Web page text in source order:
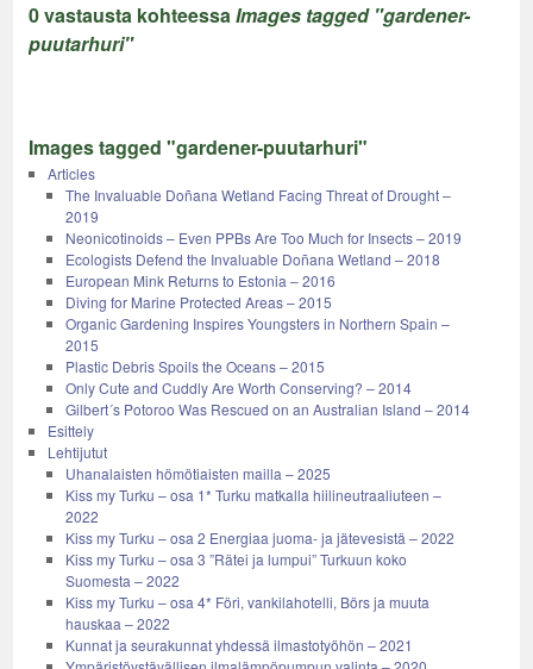
0 vastausta kohteessaImages tagged "gardener-
puutarhuri"
Images tagged "gardener-puutarhuri"
Articles
The Invaluable Doñana Wetland Facing Threat of Drought –
2019
Neonicotinoids – Even PPBs Are Too Much for Insects – 2019
Ecologists Defend the Invaluable Doñana Wetland – 2018
European Mink Returns to Estonia – 2016
Diving for Marine Protected Areas – 2015
Organic Gardening Inspires Youngsters in Northern Spain –
2015
Plastic Debris Spoils the Oceans – 2015
Only Cute and Cuddly Are Worth Conserving? – 2014
Gilbert´s Potoroo Was Rescued on an Australian Island – 2014
Esittely
Lehtijutut
Uhanalaisten hömötiaisten mailla – 2025
Kiss my Turku – osa 1* Turku matkalla hiilineutraaliuteen –
2022
Kiss my Turku – osa 2 Energiaa juoma- ja jätevesistä – 2022
Kiss my Turku – osa 3 ”Rätei ja lumpui” Turkuun koko
Suomesta – 2022
Kiss my Turku – osa 4* Föri, vankilahotelli, Börs ja muuta
hauskaa – 2022
Kunnat ja seurakunnat yhdessä ilmastotyöhön – 2021